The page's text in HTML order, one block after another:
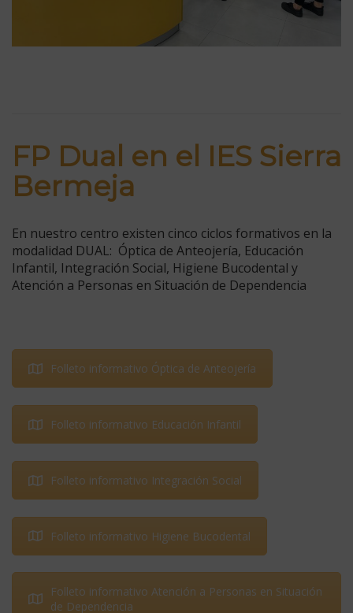
FP Dual en el IES Sierra
Bermeja
En nuestro centro existen cinco ciclos formativos en la
modalidad DUAL: Óptica de Anteojería, Educación
Infantil, Integración Social, Higiene Bucodental y
Atención a Personas en Situación de Dependencia
Folleto informativo Óptica de Anteojería
Folleto informativo Educación Infantil
Folleto informativo Integración Social
Folleto informativo Higiene Bucodental
Folleto informativo Atención a Personas en Situación
de Dependencia